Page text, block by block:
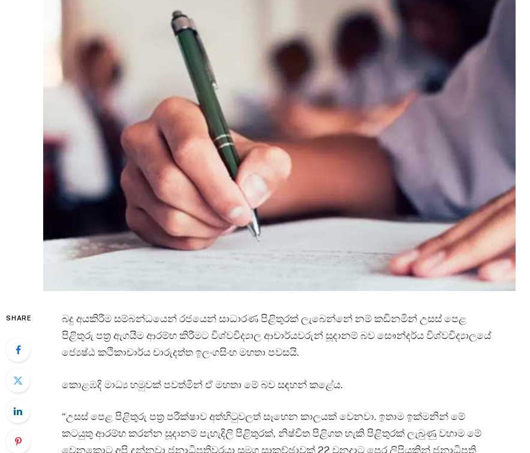
SHARE
බදු අයකිරීම සම්බන්ධයෙන් රජයෙන් සාධාරණ පිළිතුරක් ලැබෙන්නේ නම් කඩිනමින් උසස් පෙළ
පිළිතුරු පත්‍ර ඇගයීම ආරම්භ කිරීමට විශ්වවිද්‍යාල ආචාර්යවරුන් සූදානම් බව සෞන්දර්ය විශ්වවිද්‍යාලයේ
ජ්‍යෙෂ්ඨ කථිකාචාර්ය චාරුදත්ත ඉලංගසිංහ මහතා පවසයි.
කොළඹදි මාධ්‍ය හමුවක් පවත්මින් ඒ මහතා මේ බව සඳහන් කළේය.
“උසස් පෙළ පිළිතුරු පත්‍ර පරීක්ෂාව අත්හිටුවලත් සෑහෙන කාලයක් වෙනවා. ඉතාම ඉක්මනින් මේ
කටයුතු ආරම්භ කරන්න සූදානම් පැහැදිලි පිළිතුරක්, නිෂ්චිත පිළිගත හැකි පිළිතුරක් ලැබුණු වහාම මේ
වෙනකොට අපි දන්නවා ජනාධිපතිවරයා සමග සාකච්ඡාවක් 22 වනදාට පෙර ලිපියකින් ජනාධිපති